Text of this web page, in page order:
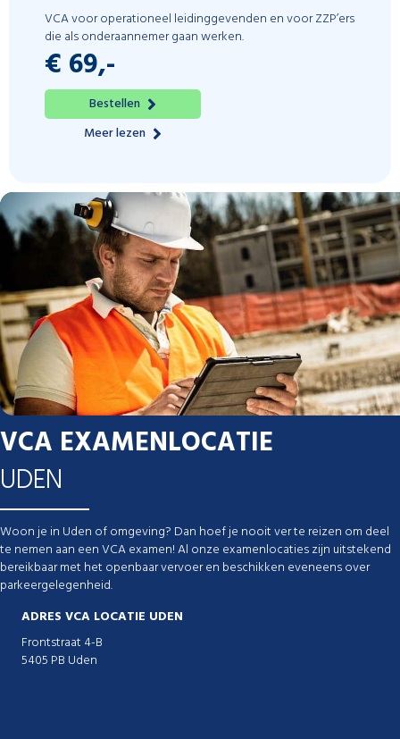
VCA voor operationeel leidinggevenden en voor ZZP’ers
die als onderaannemer gaan werken.
€ 69,-
Bestellen
Meer lezen
VCA EXAMENLOCATIE
UDEN
Woon je in Uden of omgeving? Dan hoef je nooit ver te reizen om deel
te nemen aan een VCA examen! Al onze examenlocaties zijn uitstekend
bereikbaar met het openbaar vervoer en beschikken eveneens over
parkeergelegenheid.
ADRES VCA LOCATIE UDEN
Frontstraat 4-B
5405 PB Uden